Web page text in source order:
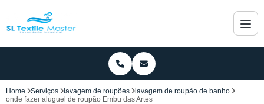
Home Serviços lavagem de roupões
lavagem de roupão de banho
onde fazer aluguel de roupão Embu das Artes